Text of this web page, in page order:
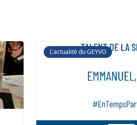
L'actualité du GEYVO